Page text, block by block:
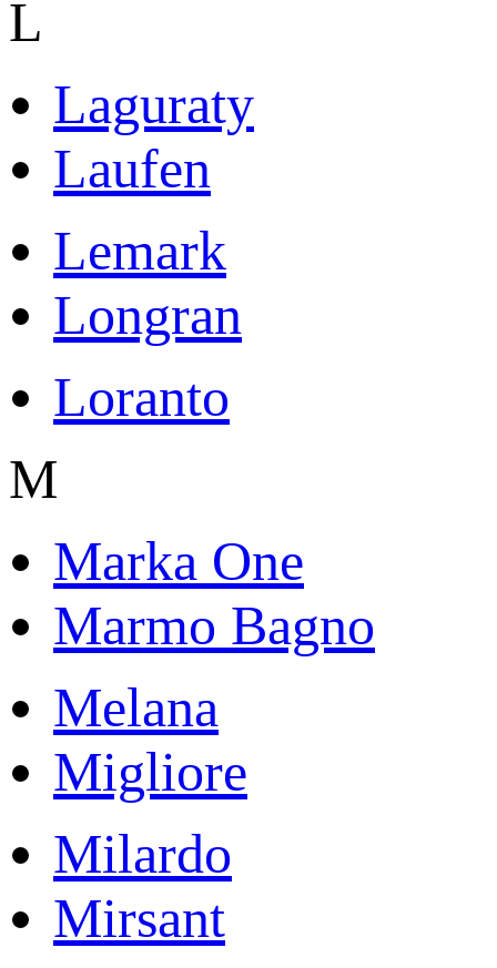
L
Laguraty
Laufen
Lemark
Longran
Loranto
M
Marka One
Marmo Bagno
Melana
Migliore
Milardo
Mirsant